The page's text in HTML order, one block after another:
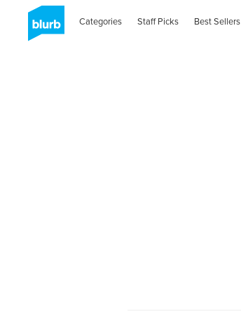
Categories Staff Picks Best Sellers